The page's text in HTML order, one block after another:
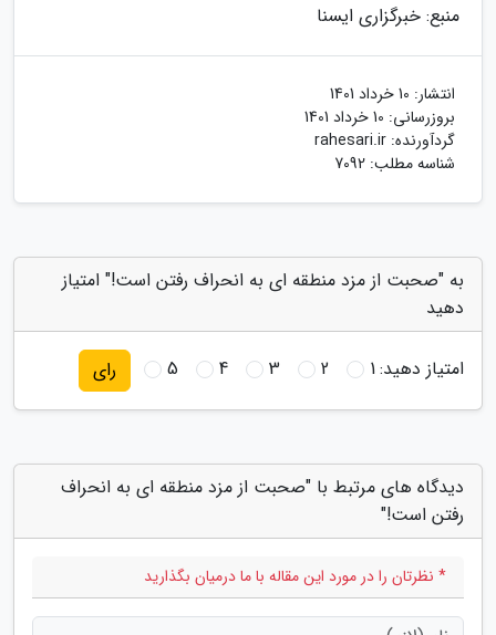
منبع: خبرگزاری ایسنا
انتشار: 10 خرداد 1401
بروزرسانی: 10 خرداد 1401
گردآورنده: rahesari.ir
شناسه مطلب: 7092
به "صحبت از مزد منطقه ای به انحراف رفتن است!" امتیاز
دهید
امتیاز دهید:1
2
3
4
5 رای
دیدگاه های مرتبط با "صحبت از مزد منطقه ای به انحراف
رفتن است!"
* نظرتان را در مورد این مقاله با ما درمیان بگذارید